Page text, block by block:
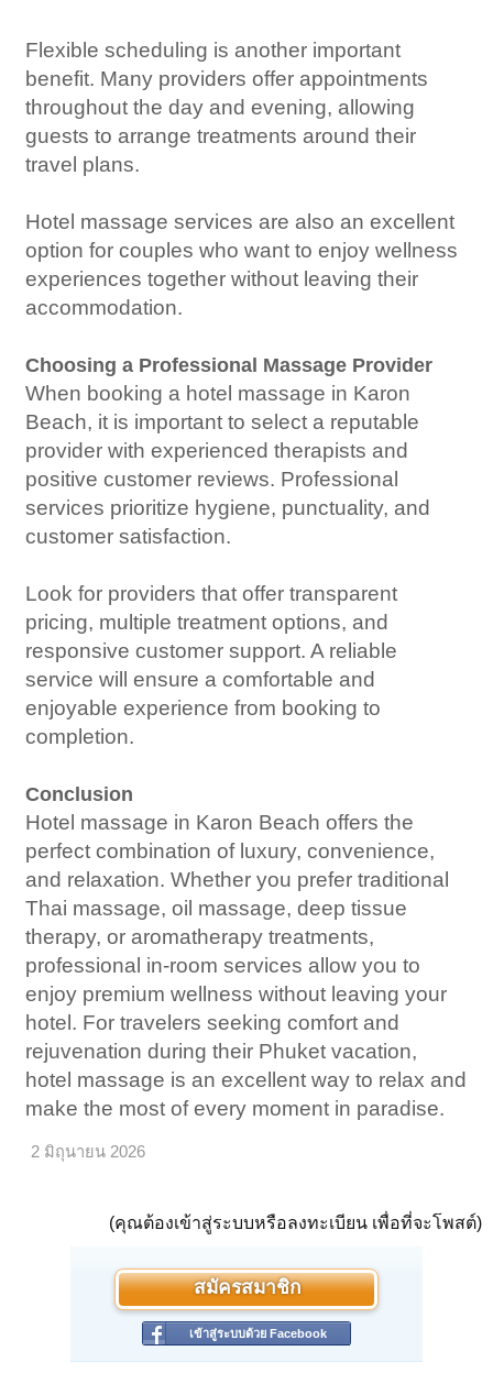
Flexible scheduling is another important
benefit. Many providers offer appointments
throughout the day and evening, allowing
guests to arrange treatments around their
travel plans.
Hotel massage services are also an excellent
option for couples who want to enjoy wellness
experiences together without leaving their
accommodation.
Choosing a Professional Massage Provider
When booking a hotel massage in Karon
Beach, it is important to select a reputable
provider with experienced therapists and
positive customer reviews. Professional
services prioritize hygiene, punctuality, and
customer satisfaction.
Look for providers that offer transparent
pricing, multiple treatment options, and
responsive customer support. A reliable
service will ensure a comfortable and
enjoyable experience from booking to
completion.
Conclusion
Hotel massage in Karon Beach offers the
perfect combination of luxury, convenience,
and relaxation. Whether you prefer traditional
Thai massage, oil massage, deep tissue
therapy, or aromatherapy treatments,
professional in-room services allow you to
enjoy premium wellness without leaving your
hotel. For travelers seeking comfort and
rejuvenation during their Phuket vacation,
hotel massage is an excellent way to relax and
make the most of every moment in paradise.
2 มิถุนายน 2026
(คุณต้องเข้าสู่ระบบหรือลงทะเบียน เพื่อที่จะโพสต์)
สมัครสมาชิก
เข้าสู่ระบบด้วย Facebook